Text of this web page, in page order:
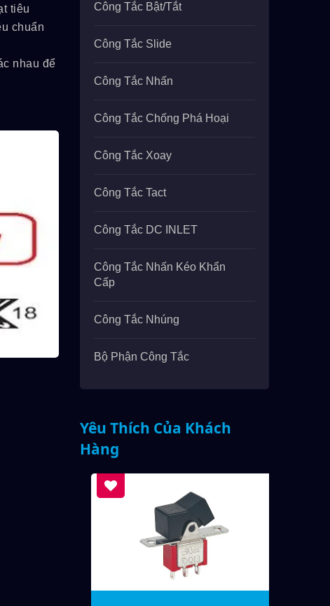
tiêu
chuẩn
nhau để
Công Tắc Bật/tắt
Công Tắc Slide
Công Tắc Nhấn
Công Tắc Chống Phá Hoại
Công Tắc Xoay
Công Tắc Tact
Công Tắc DC INLET
Công Tắc Nhấn Kéo Khẩn
Cấp
Công Tắc Nhúng
Bộ Phận Công Tắc
Yêu Thích Của Khách
Hàng